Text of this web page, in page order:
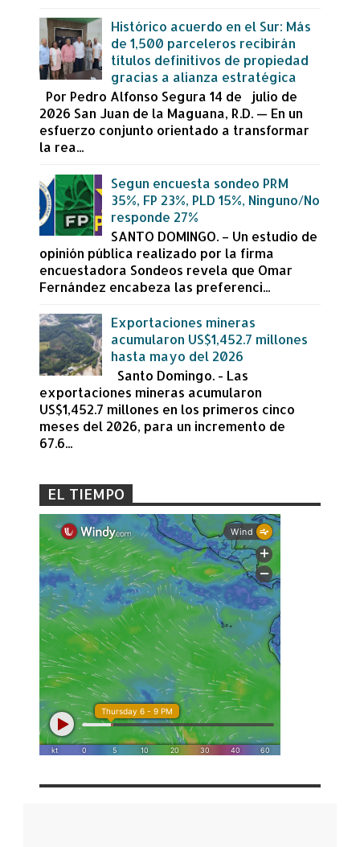
Histórico acuerdo en el Sur: Más
de 1,500 parceleros recibirán
títulos definitivos de propiedad
gracias a alianza estratégica
Por Pedro Alfonso Segura 14 de julio de
2026 San Juan de la Maguana, R.D. — En un
esfuerzo conjunto orientado a transformar
la rea...
Segun encuesta sondeo PRM
35%, FP 23%, PLD 15%, Ninguno/No
responde 27%
SANTO DOMINGO. – Un estudio de
opinión pública realizado por la firma
encuestadora Sondeos revela que Omar
Fernández encabeza las preferenci...
Exportaciones mineras
acumularon US$1,452.7 millones
hasta mayo del 2026
Santo Domingo. - Las
exportaciones mineras acumularon
US$1,452.7 millones en los primeros cinco
meses del 2026, para un incremento de
67.6...
EL TIEMPO